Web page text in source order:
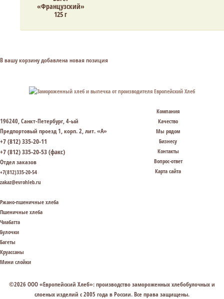
«Французский»
125 г
В вашу корзину добавлена новая позиция
196240, Санкт-Петербург, 4-ый
Предпортовый проезд 1, корп. 2, лит. «А»
+7 (812) 335-20-11
+7 (812) 335-20-53 (факс)
Отдел заказов
+7(812)335-20-54
zakaz@evrohleb.ru
Компания
Качество
Мы рядом
Бизнесу
Контакты
Вопрос-ответ
Карта сайта
Ржано-пшеничные хлеба
Пшеничные хлеба
Чиабатта
Булочки
Багеты
Круассаны
Мини слойки
©2026 ООО «Европейский Хлеб»: производство замороженных хлебобулочных и
слоеных изделий с 2005 года в России. Все права защищены.